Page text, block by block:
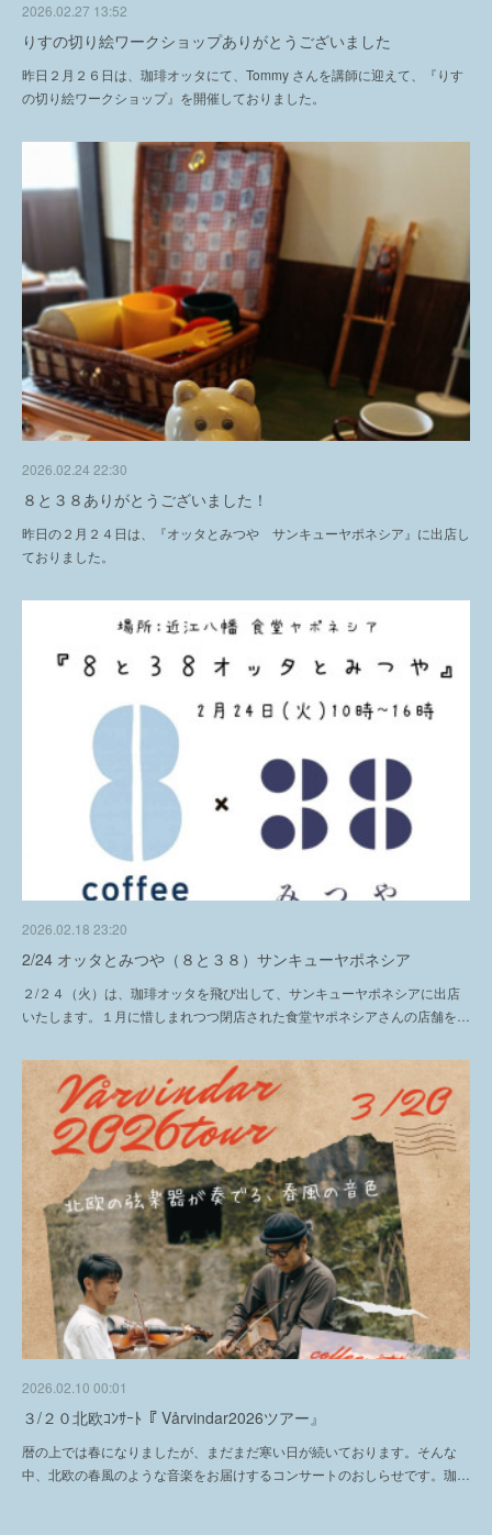
2026.02.27 13:52
りすの切り絵ワークショップありがとうございました
昨日２月２６日は、珈琲オッタにて、Tommy さんを講師に迎えて、『りす
の切り絵ワークショップ』を開催しておりました。
2026.02.24 22:30
８と３８ありがとうございました！
昨日の２月２４日は、『オッタとみつや サンキューヤポネシア』に出店し
ておりました。
2026.02.18 23:20
2/24 オッタとみつや（８と３８）サンキューヤポネシア
２/２４（火）は、珈琲オッタを飛び出して、サンキューヤポネシアに出店
いたします。１月に惜しまれつつ閉店された食堂ヤポネシアさんの店舗を…
2026.02.10 00:01
３/２０北欧ｺﾝｻｰﾄ『 Vårvindar2026ツアー』
暦の上では春になりましたが、まだまだ寒い日が続いております。そんな
中、北欧の春風のような音楽をお届けするコンサートのおしらせです。珈…